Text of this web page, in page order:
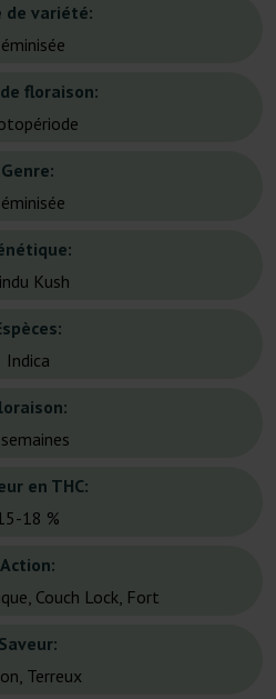
de variété:
floraison:
Genre:
Kush
Indica
en THC:
18 %
Action:
Couch Lock, Fort
Saveur:
Terreux